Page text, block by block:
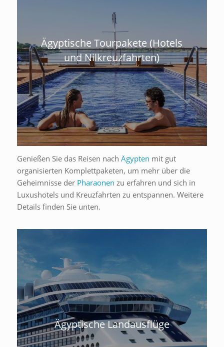
Ägyptische Tourpakete (Hotels
und Nilkreuzfahrten)
Genießen Sie das Reisen nach Ägypten mit gut
organisierten Komplettpaketen, um mehr über die
Geheimnisse der Pharaonen zu erfahren und sich in
Luxushotels und Kreuzfahrten zu entspannen. Weitere
Details finden Sie unten.
Ägyptische Landausflüge